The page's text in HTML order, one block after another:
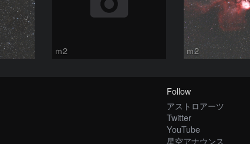
ｍ2 ｍ2
Follow
アストロアーツ
Twitter
YouTube
星空アナウンス